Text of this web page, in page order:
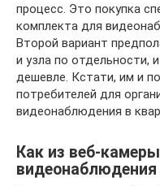
процесс. Это покупка
комплекта для
Второй вариант
и узла по отдельности,
дешевле. Кстати, им и
потребителей для
видеонаблюдения в
Как из веб-